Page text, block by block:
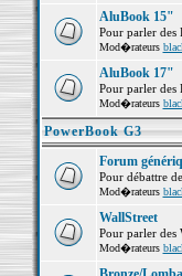
AluBook 15"
Pour parler des
Mod�rateurs
AluBook 17"
Pour parler des
Mod�rateurs
PowerBook G3
Forum
Pour débattre
Mod�rateurs
WallStreet
Pour parler des
Mod�rateurs